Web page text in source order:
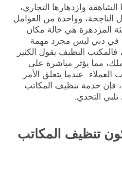
الشاهقة وازدهارها التجاري،
الناجحة، وواحدة من العوامل
المزدهرة هي حالة مكان
في دبي ليس مجرد مهمة
فالمكتب النظيف يقول الكثير
مما يؤثر مباشرة على
عندما يتعلق الأمر
فإن خدمة تنظيف المكاتب
التحدي.
تنظيف المكاتب